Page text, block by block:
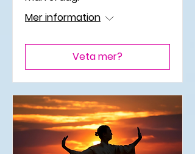
Mer information
Veta mer?